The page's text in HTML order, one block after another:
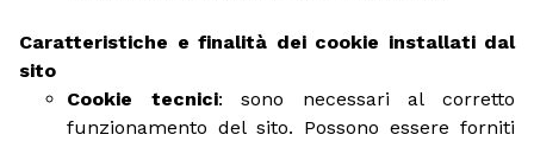
Caratteristiche e finalità dei cookie installati dal
sito
Cookie tecnici: sono necessari al corretto
funzionamento del sito. Possono essere forniti